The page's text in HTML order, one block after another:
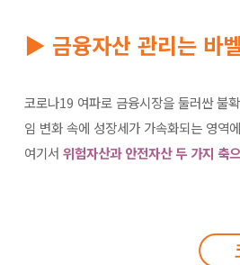
▶ 금융자산 관리는 바
코로나19 여파로 금융시장을 둘러싼 불
임 변화 속에 성장세가 가속화되는 영역
여기서 위험자산과 안전자산 두 가지 축